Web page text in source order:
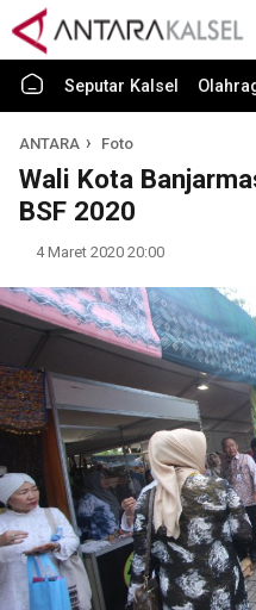
Seputar Kalsel
ANTARA Foto
Wali Kota
BSF 2020
4 Maret 2020 20:00